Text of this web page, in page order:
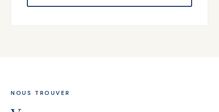
NOUS TROUVER